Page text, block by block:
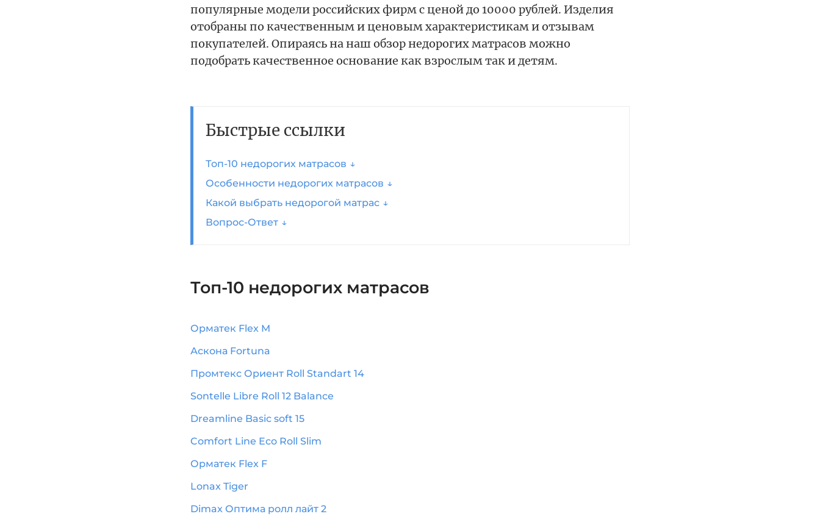
популярные модели российских фирм с ценой до 10000 рублей. Изделия
отобраны по качественным и ценовым характеристикам и отзывам
покупателей. Опираясь на наш обзор недорогих матрасов можно
подобрать качественное основание как взрослым так и детям.
Быстрые ссылки
Топ-10 недорогих матрасов
Особенности недорогих матрасов
Какой выбрать недорогой матрас
Вопрос-Ответ
Топ-10 недорогих матрасов
Орматек Flex M
Аскона Fortuna
Промтекс Ориент Roll Standart 14
Sontelle Libre Roll 12 Balance
Dreamline Basic soft 15
Comfort Line Eco Roll Slim
Орматек Flex F
Lonax Tiger
Dimax Оптима ролл лайт 2